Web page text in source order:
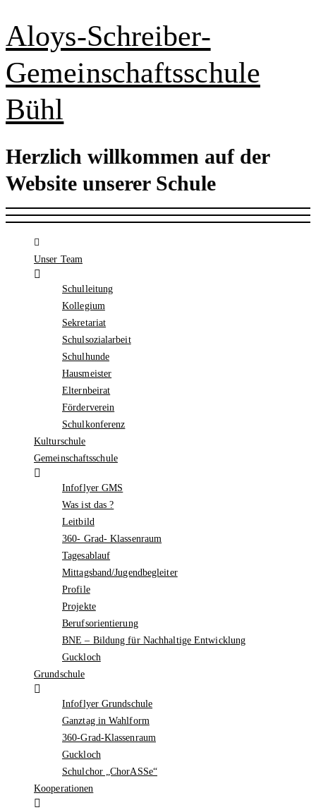
Aloys-Schreiber-
Gemeinschaftsschule
Bühl
Herzlich willkommen auf der
Website unserer Schule
Unser Team
Schulleitung
Kollegium
Sekretariat
Schulsozialarbeit
Schulhunde
Hausmeister
Elternbeirat
Förderverein
Schulkonferenz
Kulturschule
Gemeinschaftsschule
Infoflyer GMS
Was ist das ?
Leitbild
360- Grad- Klassenraum
Tagesablauf
Mittagsband/Jugendbegleiter
Profile
Projekte
Berufsorientierung
BNE – Bildung für Nachhaltige Entwicklung
Guckloch
Grundschule
Infoflyer Grundschule
Ganztag in Wahlform
360-Grad-Klassenraum
Guckloch
Schulchor „ChorASSe“
Kooperationen